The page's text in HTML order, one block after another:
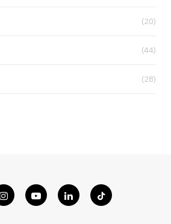
(20)
(44)
(28)